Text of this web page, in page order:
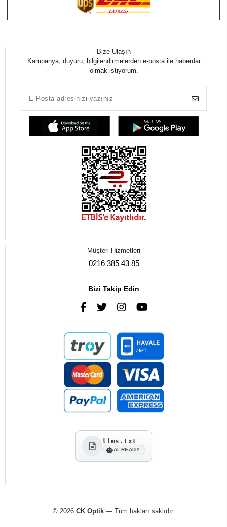
Bize Ulaşın
Kampanya, duyuru, bilgilendirmelerden e-posta ile haberdar
olmak istiyorum.
Müşteri Hizmetleri
0216 385 43 85
Bizi Takip Edin
llms.txt
AI READY
© 2026 CK Optik— Tüm hakları saklıdır.